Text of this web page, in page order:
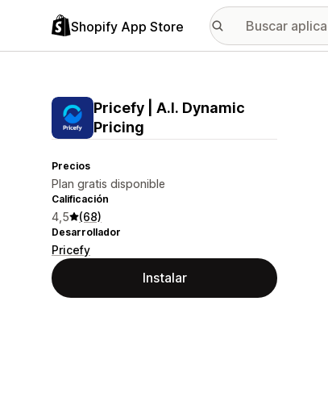
Shopify App Store
Pricefy | A.I. Dynamic
Pricing
Precios
Plan gratis disponible
Calificación
4,5 (68)
Desarrollador
Pricefy
Instalar